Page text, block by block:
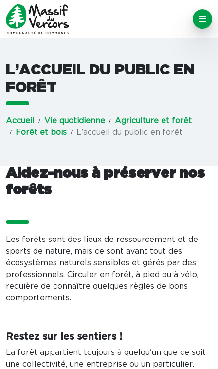
L’ACCUEIL DU PUBLIC EN
FORÊT
Accueil Vie quotidienne
Agriculture et forêt
Forêt et bois
L’accueil du public en forêt
Aidez-nous à préserver nos
forêts
Les forêts sont des lieux de ressourcement et de
sports de nature, mais ce sont avant tout des
écosystèmes naturels sensibles et gérés par des
professionnels. Circuler en forêt, à pied ou à vélo,
requière de connaître quelques règles de bons
comportements.
Restez sur les sentiers !
La forêt appartient toujours à quelqu'un que ce soit
une collectivité, une entreprise ou un particulier.